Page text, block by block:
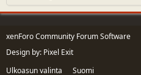
xenForo Community Forum Software
Design by: Pixel Exit
Ulkoasun valinta
Suomi